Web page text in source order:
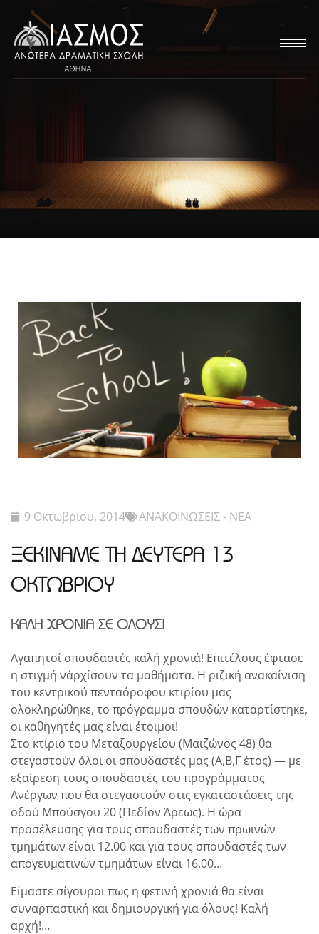
9 Οκτωβρίου, 2014 ΑΝΑΚΟΙΝΩΣΕΙΣ - ΝΕΑ
ΞΕΚΙΝΑΜΕ ΤΗ ΔΕΥΤΕΡΑ 13
ΟΚΤΩΒΡΙΟΥ
ΚΑΛΗ ΧΡΟΝΙΑ ΣΕ ΟΛΟΥΣ!
Αγαπητοί σπουδαστές καλή χρονιά! Επιτέλους έφτασε
η στιγμή ν΄αρχίσουν τα μαθήματα. Η ριζική ανακαίνιση
του κεντρικού πενταόροφου κτιρίου μας
ολοκληρώθηκε, το πρόγραμμα σπουδών καταρτίστηκε,
οι καθηγητές μας είναι έτοιμοι!
Στο κτίριο του Μεταξουργείου (Μαιζώνος 48) θα
στεγαστούν όλοι οι σπουδαστές μας (Α,Β,Γ έτος) — με
εξαίρεση τους σπουδαστές του προγράμματος
Ανέργων που θα στεγαστούν στις εγκαταστάσεις της
οδού Μπούσγου 20 (Πεδίον Άρεως). Η ώρα
προσέλευσης για τους σπουδαστές των πρωινών
τμημάτων είναι 12.00 και για τους σπουδαστές των
απογευματινών τμημάτων είναι 16.00…
Είμαστε σίγουροι πως η φετινή χρονιά θα είναι
συναρπαστική και δημιουργική για όλους! Καλή
αρχή!…